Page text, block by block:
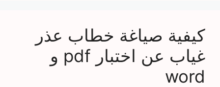
كيفية صياغة خطاب عذر
غياب عن اختبار pdf و
word